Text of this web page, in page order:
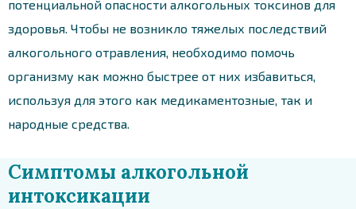
потенциальной опасности алкогольных токсинов для
здоровья. Чтобы не возникло тяжелых последствий
алкогольного отравления, необходимо помочь
организму как можно быстрее от них избавиться,
используя для этого как медикаментозные, так и
народные средства.
Симптомы алкогольной
интоксикации